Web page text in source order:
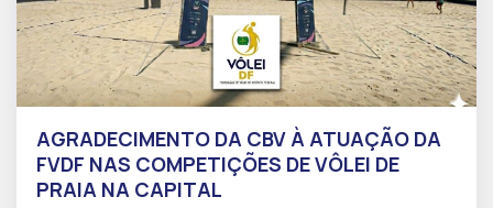
AGRADECIMENTO DA CBV À ATUAÇÃO DA
FVDF NAS COMPETIÇÕES DE VÔLEI DE
PRAIA NA CAPITAL